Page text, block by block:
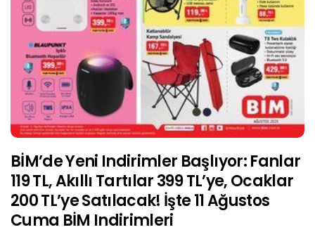
BİM’de Yeni Indirimler Başlıyor: Fanlar
119 TL, Akıllı Tartılar 399 TL’ye, Ocaklar
200 TL’ye Satılacak! İşte 11 Ağustos
Cuma BİM Indirimleri